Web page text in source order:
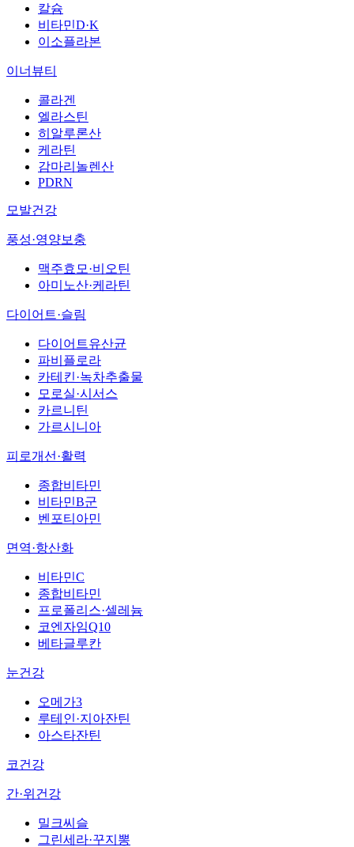
칼슘
비타민D·K
이소플라본
이너뷰티
콜라겐
엘라스틴
히알루론산
케라틴
감마리놀렌산
PDRN
모발건강
풍성·영양보충
맥주효모·비오틴
아미노산·케라틴
다이어트·슬림
다이어트유산균
파비플로라
카테킨·녹차추출물
모로실·시서스
카르니틴
가르시니아
피로개선·활력
종합비타민
비타민B군
벤포티아민
면역·항산화
비타민C
종합비타민
프로폴리스·셀레늄
코엔자임Q10
베타글루칸
눈건강
오메가3
루테인·지아잔틴
아스타잔틴
코건강
간·위건강
밀크씨슬
그린세라·꾸지뽕